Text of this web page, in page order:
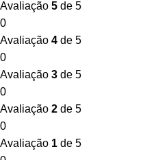
Avaliação 5 de 5
0
Avaliação 4 de 5
0
Avaliação 3 de 5
0
Avaliação 2 de 5
0
Avaliação 1 de 5